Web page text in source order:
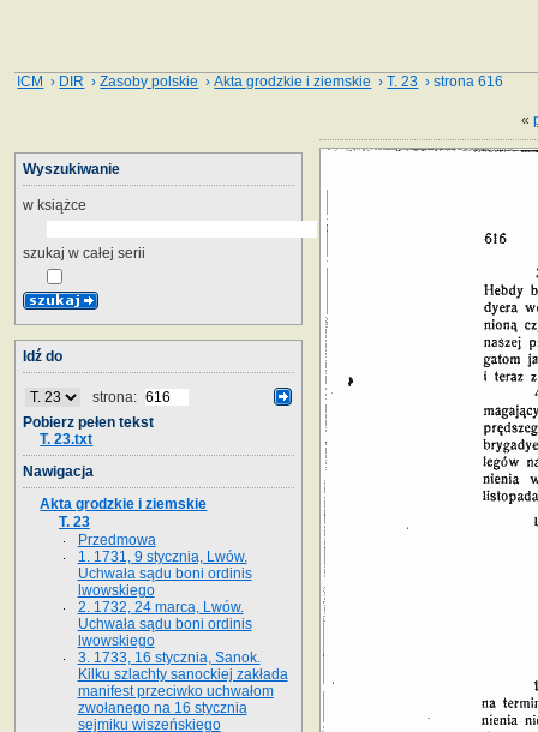
ICM › DIR ›Zasoby polskie ›Akta grodzkie i ziemskie ›T. 23 › strona 616
«
Wyszukiwanie
w książce
szukaj w całej serii
Idź do
strona:
Pobierz pełen tekst
T. 23.txt
Nawigacja
Akta grodzkie i ziemskie
T. 23
Przedmowa
1. 1731, 9 stycznia, Lwów.
Uchwała sądu boni ordinis
lwowskiego
2. 1732, 24 marca, Lwów.
Uchwała sądu boni ordinis
lwowskiego
3. 1733, 16 stycznia, Sanok.
Kilku szlachty sanockiej zakłada
manifest przeciwko uchwałom
zwołanego na 16 stycz­nia
sejmiku wiszeńskiego